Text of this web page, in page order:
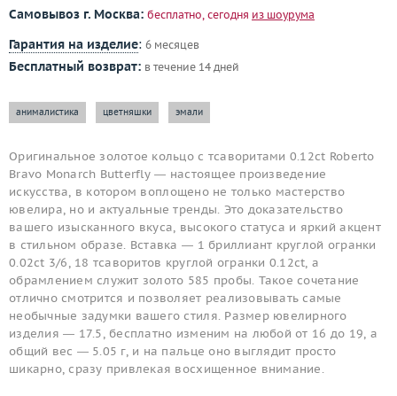
Самовывоз г. Москва: бесплатно, сегодня из шоурума
Гарантия на изделие: 6 месяцев
Бесплатный возврат: в течение 14 дней
анималистика цветняшки эмали
Оригинальное золотое кольцо с тсаворитами 0.12ct Roberto
Bravo Monarch Butterfly — настоящее произведение
искусства, в котором воплощено не только мастерство
ювелира, но и актуальные тренды. Это доказательство
вашего изысканного вкуса, высокого статуса и яркий акцент
в стильном образе. Вставка — 1 бриллиант круглой огранки
0.02ct 3/6, 18 тсаворитов круглой огранки 0.12ct, а
обрамлением служит золото 585 пробы. Такое сочетание
отлично смотрится и позволяет реализовывать самые
необычные задумки вашего стиля. Размер ювелирного
изделия — 17.5, бесплатно изменим на любой от 16 до 19, а
общий вес — 5.05 г, и на пальце оно выглядит просто
шикарно, сразу привлекая восхищенное внимание.